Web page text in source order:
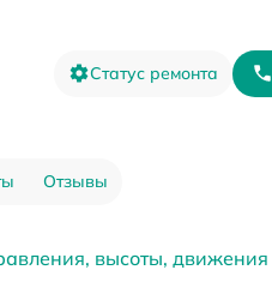
Статус ремонта
Отзывы
высоты, движения